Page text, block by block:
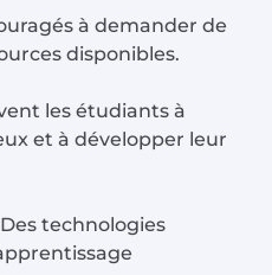
à demander de
disponibles.
les étudiants à
et à développer leur
technologies